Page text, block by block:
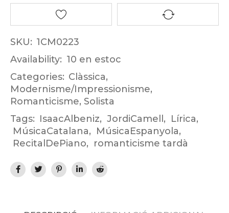
SKU: 1CM0223
Availability: 10 en estoc
Categories: Clàssica,
Modernisme/Impressionisme,
Romanticisme, Solista
Tags: IsaacAlbeniz, JordiCamell , Lírica,
MúsicaCatalana, MúsicaEspanyola,
RecitalDePiano, romanticisme tardà